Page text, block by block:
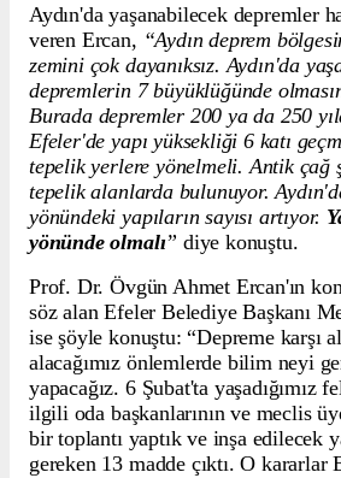
Aydın'da yaşanabilecek depremler
veren Ercan, “Aydın deprem
zemini çok dayanıksız. Aydın'da
depremlerin 7 büyüklüğünde
Burada depremler 200 ya da 250
Efeler'de yapı yüksekliği 6 katı
tepelik yerlere yönelmeli. Antik çağ
tepelik alanlarda bulunuyor.
yönündeki yapıların sayısı artıyor.
yönünde olmalı” diye konuştu.
Prof. Dr. Övgün Ahmet Ercan'ın
söz alan Efeler Belediye Başkanı
ise şöyle konuştu: “Depreme karşı
alacağımız önlemlerde bilim neyi
yapacağız. 6 Şubat'ta yaşadığımız
ilgili oda başkanlarının ve meclis
bir toplantı yaptık ve inşa edilecek
gereken 13 madde çıktı. O kararlar